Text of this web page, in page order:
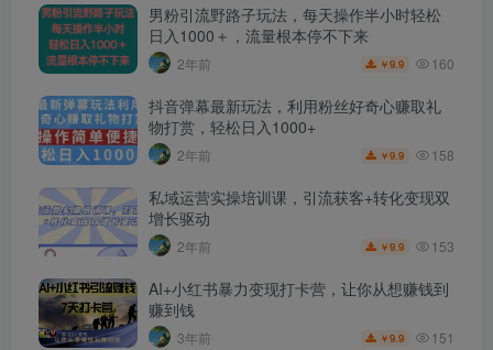
男粉引流野路子玩法，每天操作半小时轻松
日入1000＋，流量根本停不下来
2年前 ￥9.9 160
抖音弹幕最新玩法，利用粉丝好奇心赚取礼
物打赏，轻松日入1000+
2年前 ￥9.9 158
私域运营实操培训课，引流获客+转化变现双
增长驱动
2年前 ￥9.9 153
AI+小红书暴力变现打卡营，让你从想赚钱到
赚到钱
3年前 ￥9.9 151